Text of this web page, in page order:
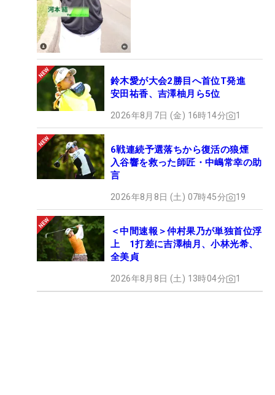
鈴木愛が大会2勝目へ首位T発進
安田祐香、吉澤柚月ら5位
2026年8月7日 (金) 16時14分 1
6戦連続予選落ちから復活の狼煙
入谷響を救った師匠・中嶋常幸の助
言
2026年8月8日 (土) 07時45分 19
＜中間速報＞仲村果乃が単独首位浮
上 1打差に吉澤柚月、小林光希、
全美貞
2026年8月8日 (土) 13時04分 1